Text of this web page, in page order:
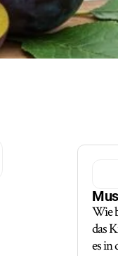
Wie
das
es in